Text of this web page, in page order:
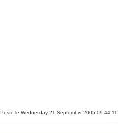
Poste le Wednesday 21 September 2005 09:44:11